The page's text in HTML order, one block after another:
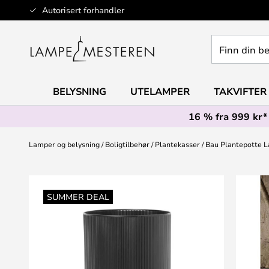
Autorisert forhandler
Hopp
til
din
BELYSNING UTELAMPER TAKVIFTER
16 % fra 999 kr*
Lamper og belysning Boligtilbehør Plantekasser Bau Plantepotte
SUMMER DEAL